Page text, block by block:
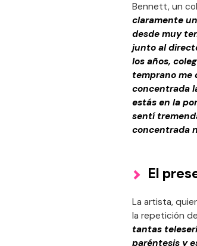
Bennett, un
claramente
desde muy
junto al
los años,
temprano me
concentrada
estás en la
sentí
concentrada
El
La artista,
la repetición
tantas
paréntesis y